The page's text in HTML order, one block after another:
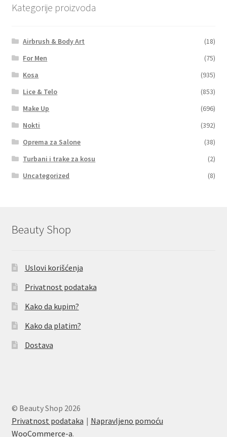
Kategorije proizvoda
Airbrush & Body Art
(18)
For Men
(75)
Kosa
(935)
Lice & Telo
(853)
Make Up
(696)
Nokti
(392)
Oprema za Salone
(38)
Turbani i trake za kosu
(2)
Uncategorized
(8)
Beauty Shop
Uslovi korišćenja
Privatnost podataka
Kako da kupim?
Kako da platim?
Dostava
© Beauty Shop 2026
Privatnost podataka
Napravljeno pomoću
WooCommerce-a.